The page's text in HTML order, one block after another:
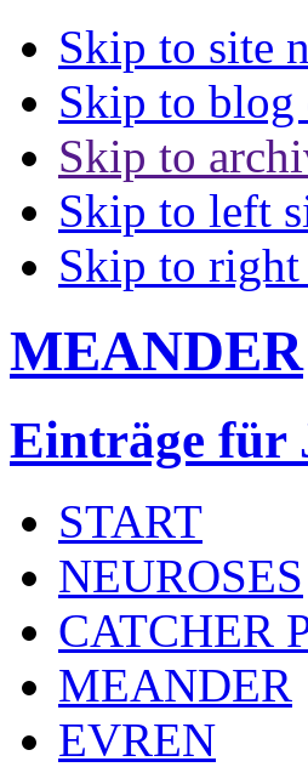
Skip to site
Skip to blog
Skip to
Skip to left
Skip to right
MEANDER
Einträge für
START
NEUROSES
CATCHER
MEANDER
EVREN